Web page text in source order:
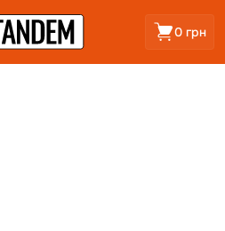
0 грн